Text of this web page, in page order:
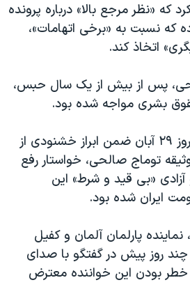
که «نظر مرجع بالا» درباره پرونده
که نسبت به «برخی اتهامات»،
اتخاذ کند.
پس از بیش از یک سال حبس،
بشری مواجه شده بود.
سازمان عفو بین‌الملل روز ۲۹ آبان‌ ضمن ابراز خشنودی از
توماج صالحی، خواستار رفع
آزادی «بی قید و شرط» این
ایران شده بود.
پارلمان آلمان و کفیل
روز پیش در گفتگو با صدای
خطر بودن این خواننده معترض